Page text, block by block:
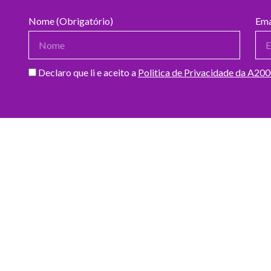
Nome (Obrigatório)
Declaro que li e aceito a Politica de Privacidade da